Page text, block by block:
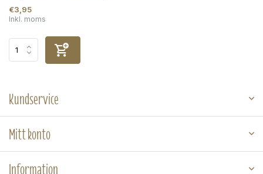
€3,95
Inkl. moms
Kundservice
Mitt konto